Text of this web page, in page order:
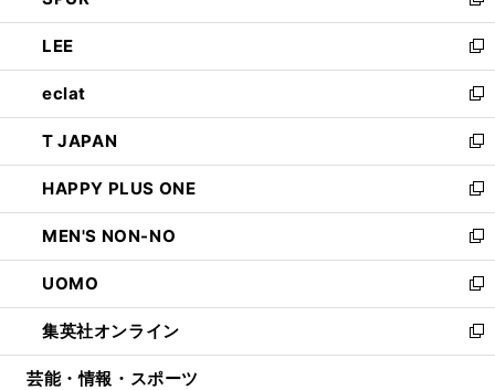
開
く
ウ
で
開
く
ン
ド
ウ
で
開
く
ウ
ィ
ン
ド
ウ
で
開
く
し
い
ウ
ィ
ン
ド
ウ
で
開
く
LEE
新
し
い
ウ
ィ
ン
ド
ウ
で
開
く
eclat
新
し
い
ウ
ィ
ン
ド
ウ
で
開
く
T JAPAN
新
し
い
ウ
ィ
ン
ド
ウ
で
開
HAPPY PLUS ONE
新
し
い
ウ
ィ
ン
ド
ウ
MEN'S NON-NO
新
し
い
ウ
ィ
ン
UOMO
新
し
い
ウ
集英社オンライン
新
し
芸能・情報・スポーツ